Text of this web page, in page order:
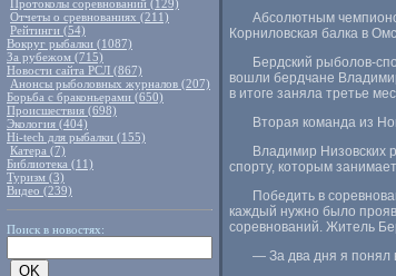
Протоколы соревнований (129)
Отчеты о сревнованиях (211)
Рейтинги (54)
Вокруг рыбалки (1087)
За рубежом (715)
Новости сайта РСЛ (867)
Анонсы рыболовных журналов (207)
Борьба с браконьерами (650)
Происшествия (698)
Экология (404)
Hi-tech для рыбалки (155)
Катера (7)
Библиотека (11)
Туризм (3)
Видео (239)
Поиск в новостях:
Абсолютным
Корниловская балка в
Бердский рыболов-
вошли бердчане
в итоге заняла третье
Вторая команда из
Владимир Низовских
спорту, которым
Победить в
каждый нужно было
соревнований. Житель
— За два дня я понял